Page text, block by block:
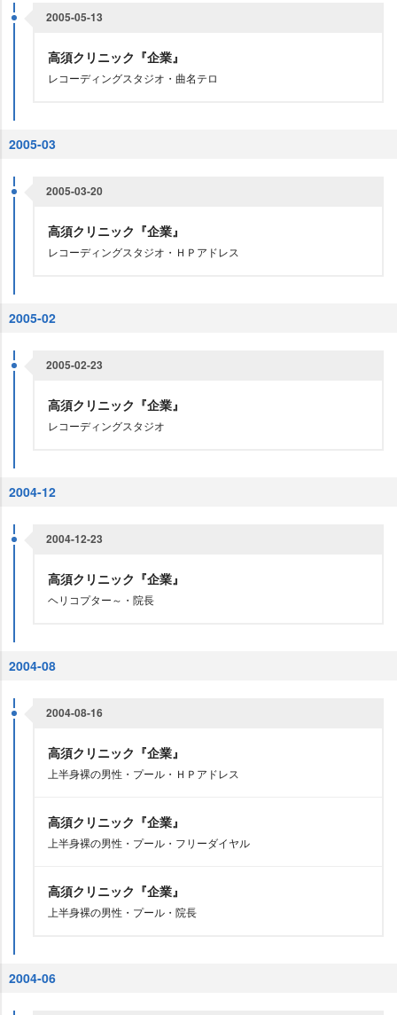
2005-05-13
高須クリニック『企業』
レコーディングスタジオ・曲名テロ
2005-03
2005-03-20
高須クリニック『企業』
レコーディングスタジオ・ＨＰアドレス
2005-02
2005-02-23
高須クリニック『企業』
レコーディングスタジオ
2004-12
2004-12-23
高須クリニック『企業』
ヘリコプター～・院長
2004-08
2004-08-16
高須クリニック『企業』
上半身裸の男性・プール・ＨＰアドレス
高須クリニック『企業』
上半身裸の男性・プール・フリーダイヤル
高須クリニック『企業』
上半身裸の男性・プール・院長
2004-06